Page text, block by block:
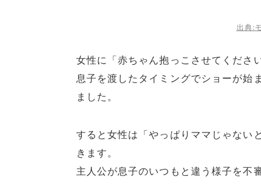
出典:
女性に「赤ちゃん抱っこさせてくださ
息子を渡したタイミングでショーが始
ました。
すると女性は「やっぱりママじゃない
きます。
主人公が息子のいつもと違う様子を不